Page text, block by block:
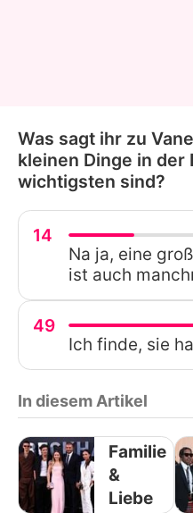
Was sagt ihr zu
kleinen Dinge in der
wichtigsten sind?
14
Na ja, eine
ist auch
49
Ich finde, sie
In diesem Artikel
Familie
&
Liebe